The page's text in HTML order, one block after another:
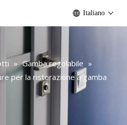
Italiano
» Gamba regolabile »
per la ristorazione a gamba